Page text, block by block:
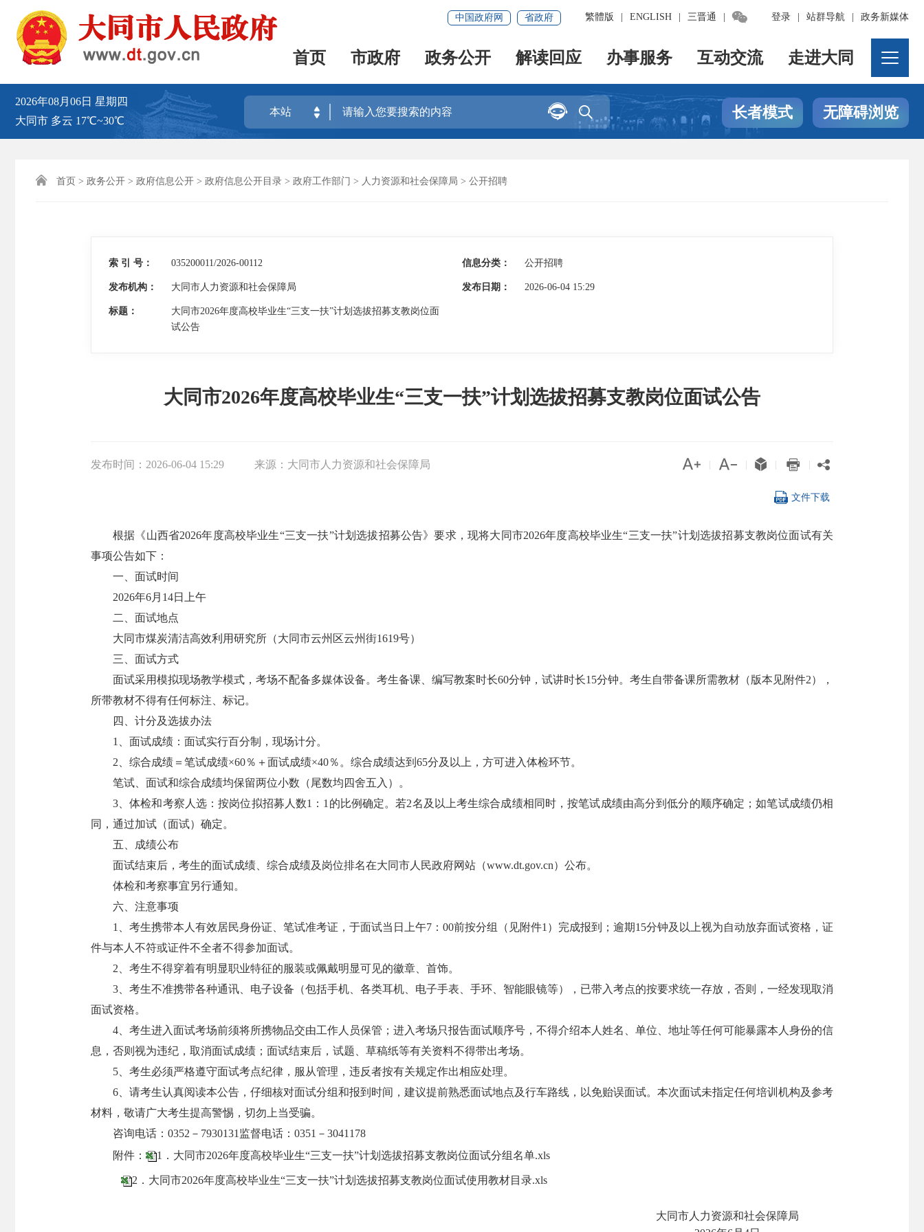
登录 站群导航 政务新媒体
繁體版 ENGLISH 三晋通 
中国政府网 省政府
首页 市政府 政务公开 解读回应 办事服务 互动交流 走进大同
2026年08月06日 星期四
大同市 多云 17℃~30℃
本站 
 长者模式 无障碍浏览
 首页 > 政务公开 > 政府信息公开 > 政府信息公开目录 > 政府工作部门 > 人力资源和社会保障局 > 公开招聘
索 引 号： 035200011/2026-00112 信息分类： 公开招聘
发布机构： 大同市人力资源和社会保障局 发布日期： 2026-06-04 15:29
标题：
大同市2026年度高校毕业生“三支一扶”计划选拔招募支教岗位面
试公告
大同市2026年度高校毕业生“三支一扶”计划选拔招募支教岗位面试公告
发布时间： 2026-06-04 15:29 来源： 大同市人力资源和社会保障局     
 文件下载
根据《山西省2026年度高校毕业生“三支一扶”计划选拔招募公告》要求，现将大同市2026年度高校毕业生“三支一扶”计划选拔招募支教岗位面试有关
事项公告如下：
一、面试时间
2026年6月14日上午
二、面试地点
大同市煤炭清洁高效利用研究所（大同市云州区云州街1619号）
三、面试方式
面试采用模拟现场教学模式，考场不配备多媒体设备。考生备课、编写教案时长60分钟，试讲时长15分钟。考生自带备课所需教材（版本见附件2），
所带教材不得有任何标注、标记。
四、计分及选拔办法
1、面试成绩：面试实行百分制，现场计分。
2、综合成绩＝笔试成绩×60％＋面试成绩×40％。综合成绩达到65分及以上，方可进入体检环节。
笔试、面试和综合成绩均保留两位小数（尾数均四舍五入）。
3、体检和考察人选：按岗位拟招募人数1：1的比例确定。若2名及以上考生综合成绩相同时，按笔试成绩由高分到低分的顺序确定；如笔试成绩仍相
同，通过加试（面试）确定。
五、成绩公布
面试结束后，考生的面试成绩、综合成绩及岗位排名在大同市人民政府网站（www.dt.gov.cn）公布。
体检和考察事宜另行通知。
六、注意事项
1、考生携带本人有效居民身份证、笔试准考证，于面试当日上午7：00前按分组（见附件1）完成报到；逾期15分钟及以上视为自动放弃面试资格，证
件与本人不符或证件不全者不得参加面试。
2、考生不得穿着有明显职业特征的服装或佩戴明显可见的徽章、首饰。
3、考生不准携带各种通讯、电子设备（包括手机、各类耳机、电子手表、手环、智能眼镜等），已带入考点的按要求统一存放，否则，一经发现取消
面试资格。
4、考生进入面试考场前须将所携物品交由工作人员保管；进入考场只报告面试顺序号，不得介绍本人姓名、单位、地址等任何可能暴露本人身份的信
息，否则视为违纪，取消面试成绩；面试结束后，试题、草稿纸等有关资料不得带出考场。
5、考生必须严格遵守面试考点纪律，服从管理，违反者按有关规定作出相应处理。
6、请考生认真阅读本公告，仔细核对面试分组和报到时间，建议提前熟悉面试地点及行车路线，以免贻误面试。本次面试未指定任何培训机构及参考
材料，敬请广大考生提高警惕，切勿上当受骗。
咨询电话：0352－7930131监督电话：0351－3041178
附件：
1．大同市2026年度高校毕业生“三支一扶”计划选拔招募支教岗位面试分组名单.xls
2．大同市2026年度高校毕业生“三支一扶”计划选拔招募支教岗位面试使用教材目录.xls
大同市人力资源和社会保障局